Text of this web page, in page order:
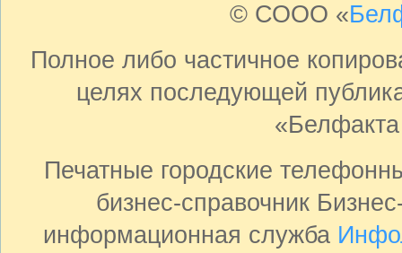
© СООО «
Полное либо частичное
целях последующей
Печатные городские
бизнес-справочник
информационная служба